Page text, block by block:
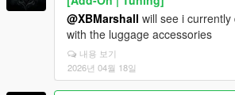
@XBMarshall will see i
with the luggage accessories
내용 보기
2026년 04월 18일